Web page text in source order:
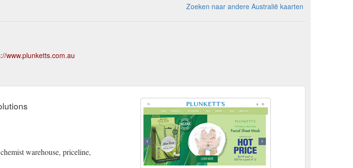
Zoeken naar andere Australië kaarten
www.plunketts.com.au
warehouse, priceline,